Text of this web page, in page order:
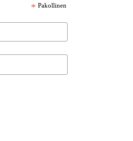
* Pakollinen